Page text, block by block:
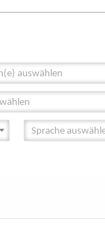
auswählen